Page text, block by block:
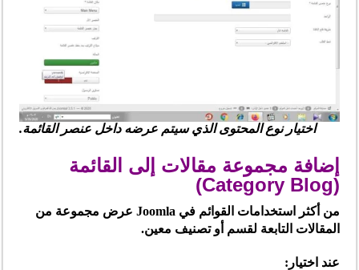
اختيار نوع المحتوى الذي سيتم عرضه داخل عنصر القائمة.
إضافة مجموعة مقالات إلى القائمة
(Category Blog)
من أكثر استخدامات القوائم في Joomla عرض مجموعة من
المقالات التابعة لقسم أو تصنيف معين.
عند اختيار: